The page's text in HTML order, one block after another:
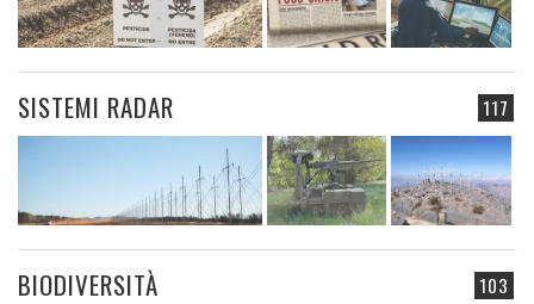
117
SISTEMI RADAR
103
BIODIVERSITÀ